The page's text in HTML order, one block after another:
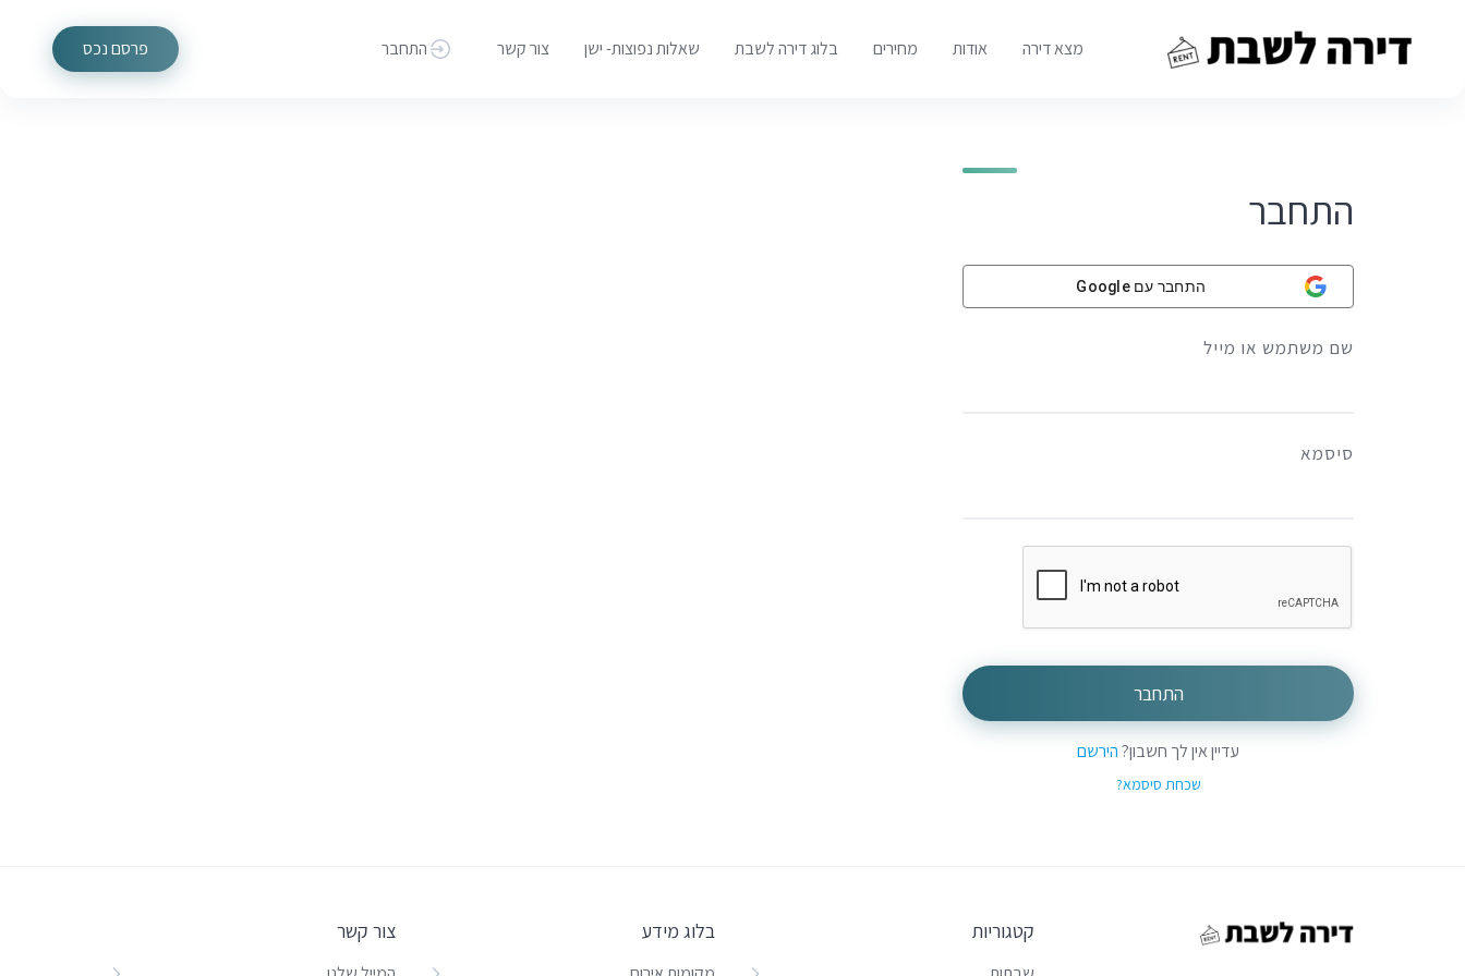
מצא דירה אודות מחירים בלוג דירה לשבת שאלות נפוצות- ישן צור קשר התחבר פרסם נכס
התחבר
התחבר עם Google
שם משתמש או מייל
סיסמא
התחבר
עדיין אין לך חשבון?הירשם
שכחת סיסמא?
קטגוריות בלוג מידע צור קשר